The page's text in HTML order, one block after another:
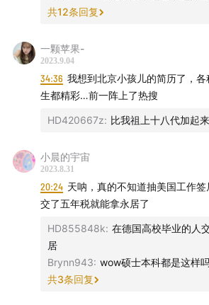
共12条回复
一颗苹果-
2023.9.04
34:36 我想到北京小孩儿的简历了，各
生都精彩…前一阵上了热搜
HD420667z: 比我祖上十八代加起
小晨的宇宙
2023.8.31
20:24 天呐，真的不知道抽美国工作
交了五年税就能拿永居了
HD855848k: 在德国高校毕业的人
居
Brynn943: wow硕士本科都是这样
共3条回复